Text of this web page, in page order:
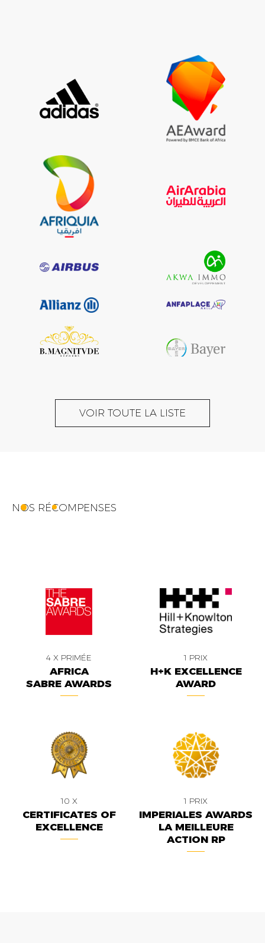
VOIR TOUTE LA LISTE
NOS RÉCOMPENSES
4 X PRIMÉE
AFRICA
SABRE AWARDS
1 PRIX
H+K EXCELLENCE
AWARD
10 X
CERTIFICATES OF
EXCELLENCE
1 PRIX
IMPERIALES AWARDS
LA MEILLEURE
ACTION RP